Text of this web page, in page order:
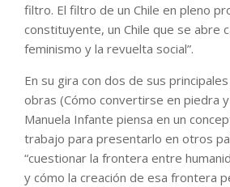
filtro. El filtro de un Chile en pleno
constituyente, un Chile que se abre
feminismo y la revuelta social”.
En su gira con dos de sus
obras (Cómo convertirse en piedra
Manuela Infante piensa en un
trabajo para presentarlo en otros
“cuestionar la frontera entre
y cómo la creación de esa frontera